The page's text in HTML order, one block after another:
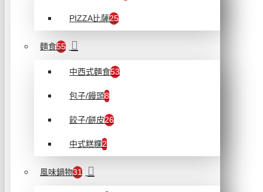
PIZZA比薩25
麵食55
中西式麵食53
包子/饅頭8
餃子/餅皮26
中式糕粿2
風味鍋物31